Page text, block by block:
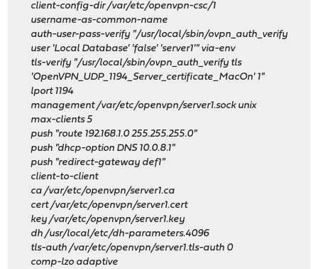
client-config-dir /var/etc/openvpn-csc/1
username-as-common-name
auth-user-pass-verify "/usr/local/sbin/ovpn_auth_verify
user 'Local Database' 'false' 'server1'" via-env
tls-verify "/usr/local/sbin/ovpn_auth_verify tls
'OpenVPN_UDP_1194_Server_certificate_MacOn' 1"
lport 1194
management /var/etc/openvpn/server1.sock unix
max-clients 5
push "route 192.168.1.0 255.255.255.0"
push "dhcp-option DNS 10.0.8.1"
push "redirect-gateway def1"
client-to-client
ca /var/etc/openvpn/server1.ca
cert /var/etc/openvpn/server1.cert
key /var/etc/openvpn/server1.key
dh /usr/local/etc/dh-parameters.4096
tls-auth /var/etc/openvpn/server1.tls-auth 0
comp-lzo adaptive